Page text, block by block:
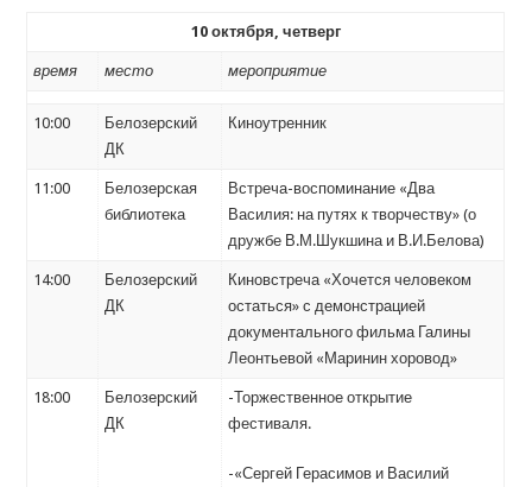
10 октября, четверг
время место мероприятие
10:00
Белозерский
ДК
Киноутренник
11:00
Белозерская
библиотека
Встреча-воспоминание «Два
Василия: на путях к творчеству» (о
дружбе В.М.Шукшина и В.И.Белова)
14:00
Белозерский
ДК
Киновстреча «Хочется человеком
остаться» с демонстрацией
документального фильма Галины
Леонтьевой «Маринин хоровод»
18:00
Белозерский
ДК
-Торжественное открытие
фестиваля.
-«Сергей Герасимов и Василий